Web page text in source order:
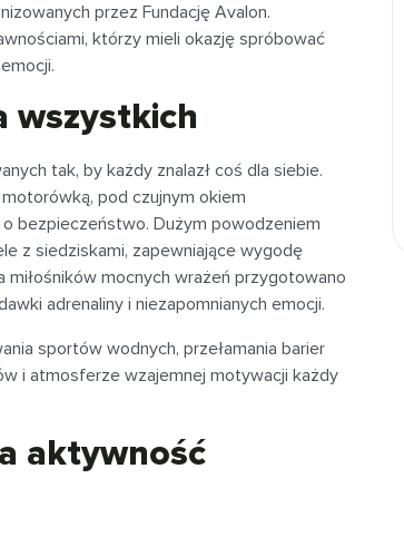
przez Fundację Avalon.
którzy mieli okazję spróbować
wszystkich
tak, by każdy znalazł coś dla siebie.
pod czujnym okiem
bezpieczeństwo. Dużym powodzeniem
z siedziskami, zapewniające wygodę
mocnych wrażeń przygotowano
adrenaliny i niezapomnianych emocji.
sportów wodnych, przełamania barier
i atmosferze wzajemnej motywacji każdy
aktywność